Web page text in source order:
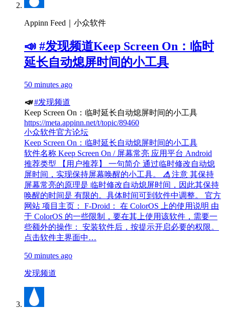
Appinn Feed｜小众软件
📣 #发现频道Keep Screen On：临时
延长自动熄屏时间的小工具
50 minutes ago
📣 #发现频道
Keep Screen On：临时延长自动熄屏时间的小工具
https://meta.appinn.net/t/topic/89460
小众软件官方论坛
Keep Screen On：临时延长自动熄屏时间的小工具
软件名称 Keep Screen On / 屏幕常亮 应用平台 Android
推荐类型 【用户推荐】 一句简介 通过临时修改自动熄
屏时间，实现保持屏幕唤醒的小工具。 ⚠ 注意 其保持
屏幕常亮的原理是 临时修改自动熄屏时间，因此其保持
唤醒的时间是 有限的。具体时间可到软件中调整。 官方
网站 项目主页： F-Droid： 在 ColorOS 上的使用说明 由
于 ColorOS 的一些限制，要在其上使用该软件，需要一
些额外的操作： 安装软件后，按提示开启必要的权限。
点击软件主界面中…
50 minutes ago
发现频道